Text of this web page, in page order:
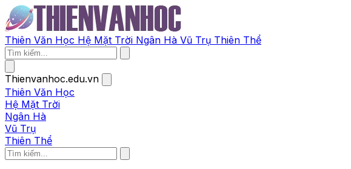
Thiên Văn Học Hệ Mặt Trời Ngân Hà Vũ Trụ Thiên Thể
Thienvanhoc.edu.vn
Thiên Văn Học
Hệ Mặt Trời
Ngân Hà
Vũ Trụ
Thiên Thể